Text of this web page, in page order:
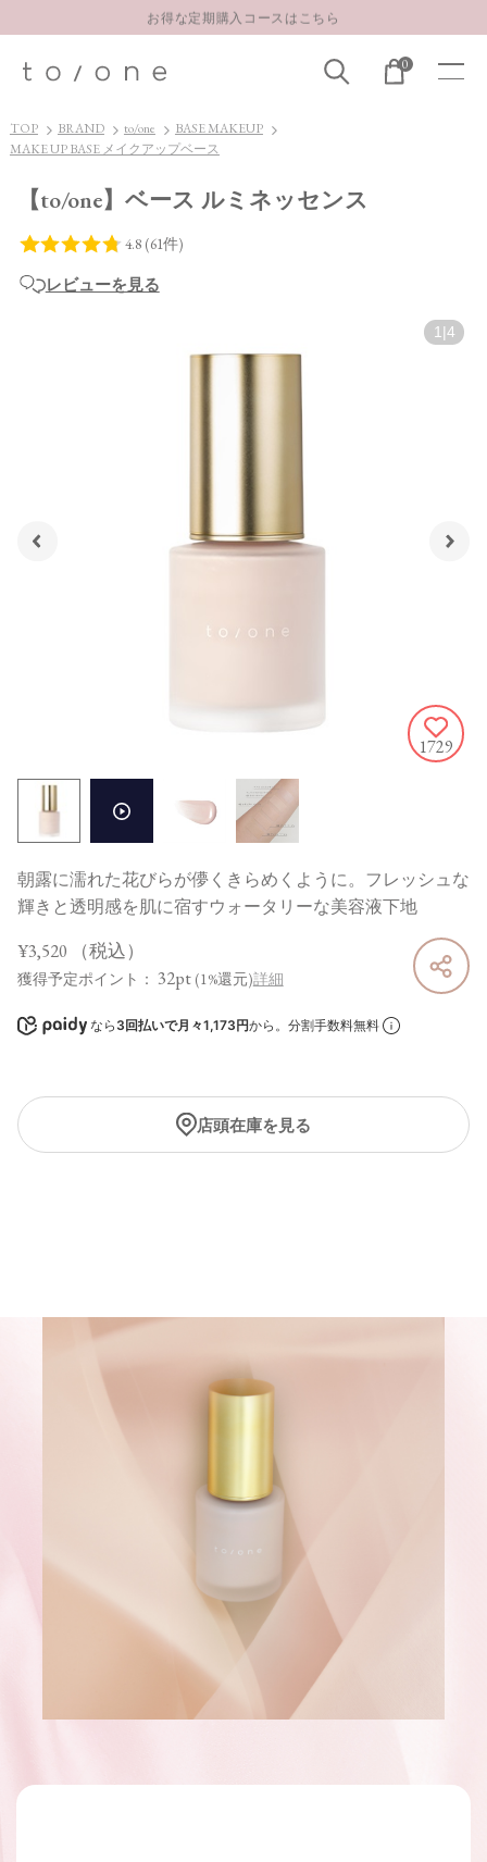
お得な定期購入コースはこちら
【重要】お盆期間中のお問い合わせと商品配送に関しまして
お得な定期購入コースはこちら
LINE お友達登録 500円OFFクーポンプレゼント
0
TOP BRAND to/one
BASE MAKEUP
MAKE UP BASE メイクアップベース
【to/one】ベース ルミネッセンス
レビューを見る
1 4
1729
朝露に濡れた花びらが儚くきらめくように。フレッシュな
輝きと透明感を肌に宿すウォータリーな美容液下地
¥3,520 （税込）
獲得予定ポイント： 32pt (1%還元)詳細
なら 3回払いで月々1,173円から。分割手数料無料
店頭在庫を見る